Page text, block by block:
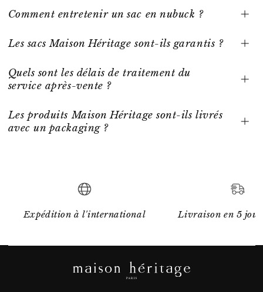
Comment entretenir un sac en nubuck ?
Les sacs Maison Héritage sont-ils garantis ?
Quels sont les délais de traitement du
service après-vente ?
Les produits Maison Héritage sont-ils livrés
avec un packaging ?
Expédition à l'international Livraison en 5